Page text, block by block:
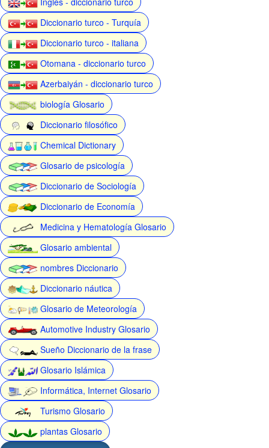
Diccionario turco - Turquía
Diccionario turco - italiana
Otomana - diccionario turco
Azerbaiyán - diccionario turco
biología Glosario
Diccionario filosófico
Chemical Dictionary
Glosario de psicología
Diccionario de Sociología
Diccionario de Economía
Medicina y Hematología Glosario
Glosario ambiental
nombres Diccionario
Diccionario náutica
Glosario de Meteorología
Automotive Industry Glosario
Sueño Diccionario de la frase
Glosario Islámica
Informática, Internet Glosario
Turismo Glosario
plantas Glosario